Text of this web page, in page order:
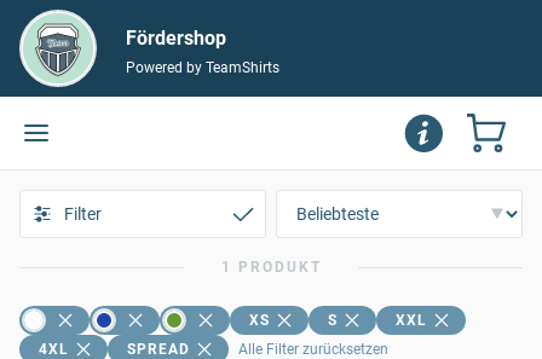
Fördershop
Powered by TeamShirts
Filter
1 PRODUKT
XS S
XXL
4XL
SPREAD Alle Filter zurücksetzen